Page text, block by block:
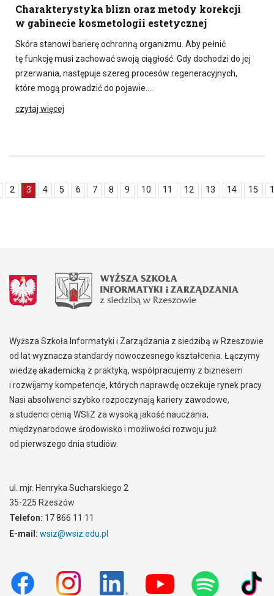
Charakterystyka blizn oraz metody korekcji
w gabinecie kosmetologii estetycznej
Skóra stanowi barierę ochronną organizmu. Aby pełnić
tę funkcję musi zachować swoją ciągłość. Gdy dochodzi do jej
przerwania, następuje szereg procesów regeneracyjnych,
które mogą prowadzić do pojawie….
czytaj więcej
2 3 4 5 6 7 8 9 10 11 12 13 14 15
Wyższa Szkoła Informatyki i Zarządzania z siedzibą w Rzeszowie
od lat wyznacza standardy nowoczesnego kształcenia. Łączymy
wiedzę akademicką z praktyką, współpracujemy z biznesem
i rozwijamy kompetencje, których naprawdę oczekuje rynek pracy.
Nasi absolwenci szybko rozpoczynają kariery zawodowe,
a studenci cenią WSIiZ za wysoką jakość nauczania,
międzynarodowe środowisko i możliwości rozwoju już
od pierwszego dnia studiów.
ul. mjr. Henryka Sucharskiego 2
35-225 Rzeszów
Telefon: 17 866 11 11
E-mail: wsiz@wsiz.edu.pl